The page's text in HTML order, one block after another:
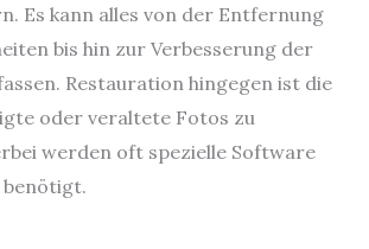
Es kann alles von der Entfernung
bis hin zur Verbesserung der
Restauration hingegen ist die
oder veraltete Fotos zu
werden oft spezielle Software
benötigt.